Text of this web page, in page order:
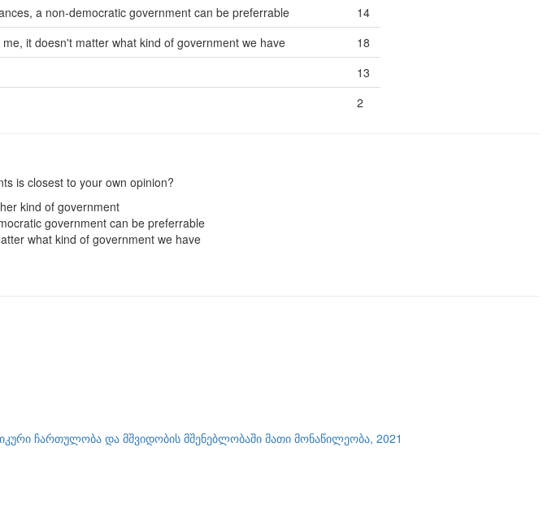
a non-democratic government can be preferrable
14
it doesn't matter what kind of government we have
18
13
2
is closest to your own opinion?
kind of government
government can be preferrable
what kind of government we have
ჩართულობა და მშვიდობის მშენებლობაში მათი მონაწილეობა, 2021